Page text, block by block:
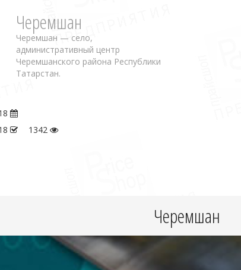
Черемшан
Черемшан — село,
административный центр
Черемшанского района Республики
Татарстан.
1342
Черемшан